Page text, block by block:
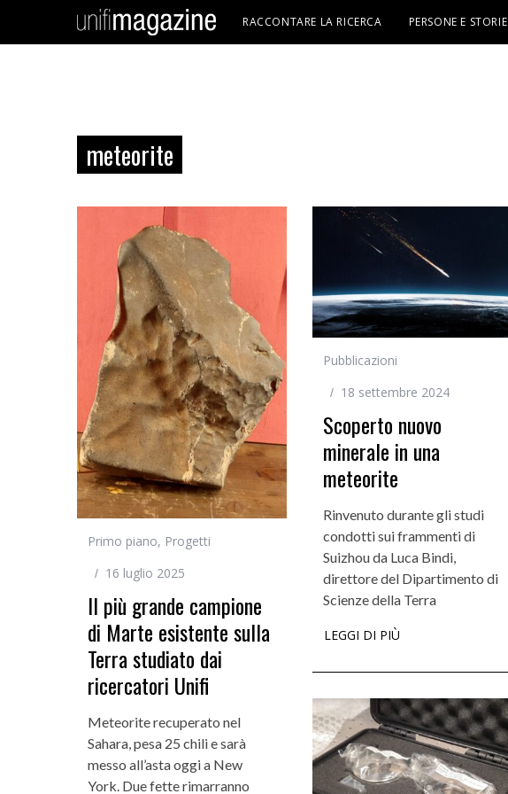
RACCONTARE LA RICERCA PERSONE E STORIE
meteorite
Primo piano, Progetti
16 luglio 2025
Il più grande campione
di Marte esistente sulla
Terra studiato dai
ricercatori Unifi
Meteorite recuperato nel
Sahara, pesa 25 chili e sarà
messo all’asta oggi a New
York. Due fette rimarranno
Pubblicazioni
18 settembre 2024
Scoperto nuovo
minerale in una
meteorite
Rinvenuto durante gli studi
condotti sui frammenti di
Suizhou da Luca Bindi,
direttore del Dipartimento di
Scienze della Terra
LEGGI DI PIÙ
Incarichi e riconoscimenti
Quando la robotica ascolta la voce dei
bambini